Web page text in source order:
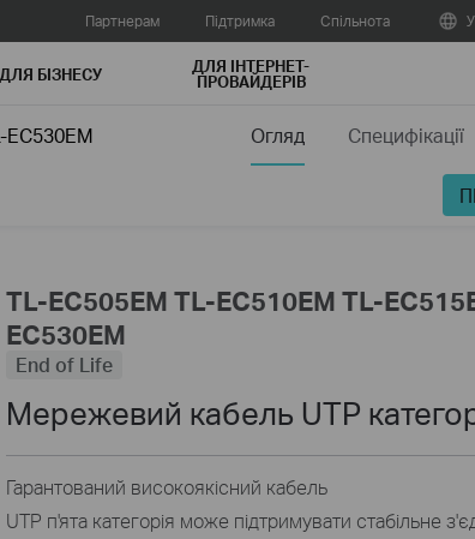
Партнерам Підтримка Спільнота
ДЛЯ БIЗНЕСУ ДЛЯ ІНТЕРНЕТ-
ПРОВАЙДЕРІВ
EC530EM Огляд Специфікації
TL-EC505EM TL-EC510EM TL-
EC530EM
End of Life
Мережевий кабель UTP
Гарантований високоякісний кабель
UTP п'ята категорія може підтримувати стабільне